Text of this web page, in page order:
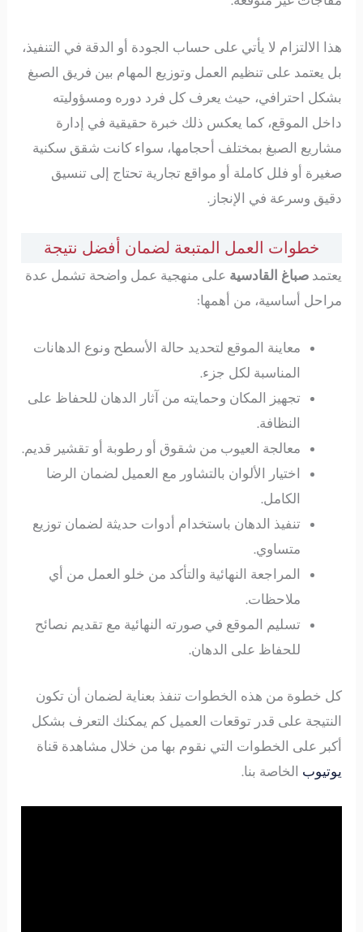
هذا الالتزام لا يأتي على حساب الجودة أو الدقة في التنفيذ،
بل يعتمد على تنظيم العمل وتوزيع المهام بين فريق الصبغ
بشكل احترافي، حيث يعرف كل فرد دوره ومسؤوليته
داخل الموقع، كما يعكس ذلك خبرة حقيقية في إدارة
مشاريع الصبغ بمختلف أحجامها، سواء كانت شقق سكنية
صغيرة أو فلل كاملة أو مواقع تجارية تحتاج إلى تنسيق
دقيق وسرعة في الإنجاز.
خطوات العمل المتبعة لضمان أفضل نتيجة
يعتمدصباغ القادسية على منهجية عمل واضحة تشمل عدة
مراحل أساسية، من أهمها:
معاينة الموقع لتحديد حالة الأسطح ونوع الدهانات
المناسبة لكل جزء.
تجهيز المكان وحمايته من آثار الدهان للحفاظ على
النظافة.
معالجة العيوب من شقوق أو رطوبة أو تقشير قديم.
اختيار الألوان بالتشاور مع العميل لضمان الرضا
الكامل.
تنفيذ الدهان باستخدام أدوات حديثة لضمان توزيع
متساوي.
المراجعة النهائية والتأكد من خلو العمل من أي
ملاحظات.
تسليم الموقع في صورته النهائية مع تقديم نصائح
للحفاظ على الدهان.
كل خطوة من هذه الخطوات تنفذ بعناية لضمان أن تكون
النتيجة على قدر توقعات العميل كم يمكنك التعرف بشكل
أكبر على الخطوات التي نقوم بها من خلال مشاهدة قناة
يوتيوب الخاصة بنا.